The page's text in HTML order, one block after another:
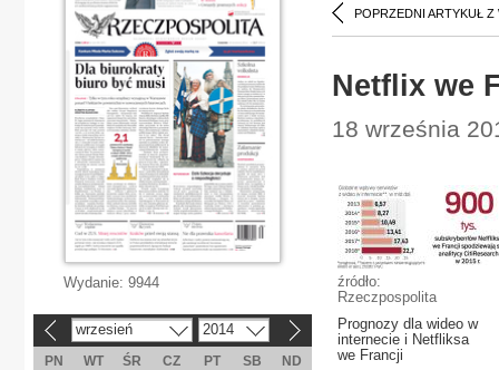
POPRZEDNI ARTYKUŁ Z
Netflix we
18 września
źródło:
Rzeczpospolita
Prognozy dla wideo w
internecie i Netfliksa
we Francji
Wydanie: 9944
wrzesień 2014
PN WT ŚR CZ PT SB
ND